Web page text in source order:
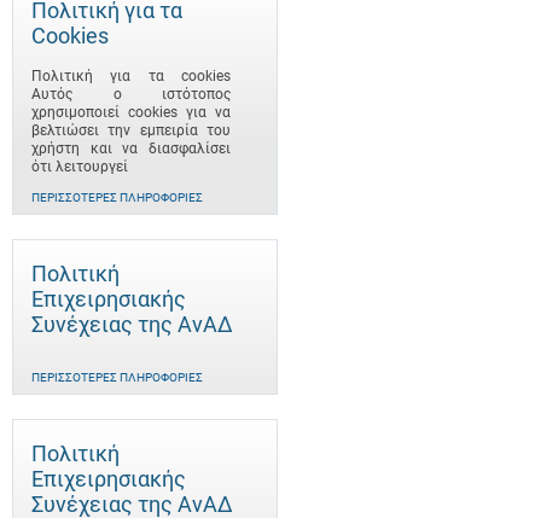
Πολιτική για τα
Cookies
Πολιτική για τα cookies
Αυτός ο ιστότοπος
χρησιμοποιεί cookies για να
βελτιώσει την εμπειρία του
χρήστη και να διασφαλίσει
ότι λειτουργεί
ΠΕΡΙΣΣΌΤΕΡΕΣ ΠΛΗΡΟΦΟΡΊΕΣ
Πολιτική
Επιχειρησιακής
Συνέχειας της ΑνΑΔ
ΠΕΡΙΣΣΌΤΕΡΕΣ ΠΛΗΡΟΦΟΡΊΕΣ
Πολιτική
Επιχειρησιακής
Συνέχειας της ΑνΑΔ